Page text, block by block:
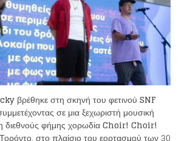
βρέθηκε στη σκηνή του φετινού SNF
σε μια ξεχωριστή μουσική
φήμης χορωδίαChoir! Choir!
στο πλαίσιο του εορτασμού των 30